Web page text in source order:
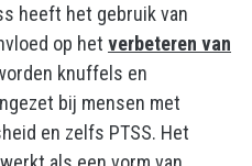
heeft het gebruik van
op het verbeteren van
knuffels en
bij mensen met
en zelfs PTSS. Het